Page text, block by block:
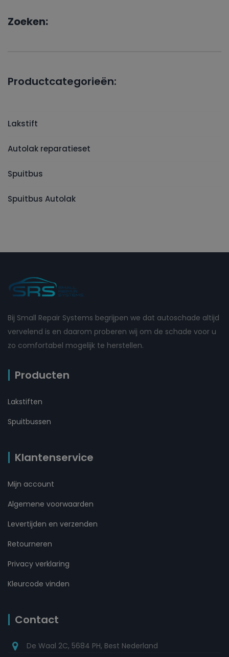
Zoeken:
Productcategorieën:
Lakstift
Autolak reparatieset
Spuitbus
Spuitbus Autolak
Bij Small Repair Systems begrijpen we dat autoschade altijd
vervelend is en daarom proberen wij om de schade voor u
zo comfortabel mogelijk te herstellen.
Producten
Lakstiften
Spuitbussen
Klantenservice
Mijn account
Algemene voorwaarden
Levertijden en verzenden
Retourneren
Privacy verklaring
Kleurcode vinden
Contact
De Waal 2C, 5684 PH, Best Nederland